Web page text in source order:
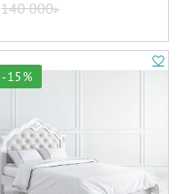
140 000Р
-15%